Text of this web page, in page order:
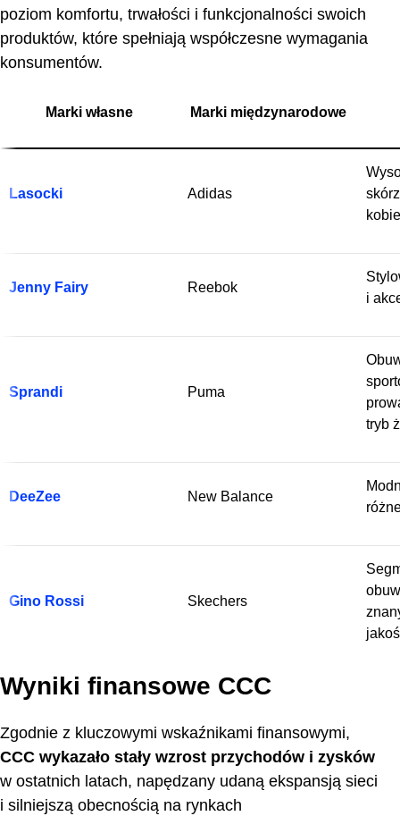
poziom komfortu, trwałości i funkcjonalności swoich
produktów, które spełniają współczesne wymagania
konsumentów.
Marki własne Marki międzynarodowe
Lasocki Adidas
Jenny Fairy Reebok
i
Sprandi Puma
tryb
DeeZee New Balance
Gino Rossi Skechers
Wyniki finansowe CCC
Zgodnie z kluczowymi wskaźnikami finansowymi,
CCC wykazało stały wzrost przychodów i zysków
w ostatnich latach, napędzany udaną ekspansją sieci
i silniejszą obecnością na rynkach